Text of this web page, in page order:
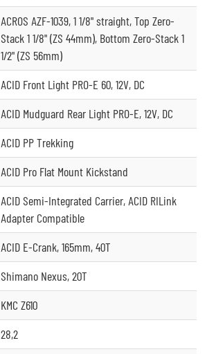
ACROS AZF-1039, 1 1/8" straight, Top Zero-
Stack 1 1/8" (ZS 44mm), Bottom Zero-Stack 1
1/2" (ZS 56mm)
ACID Front Light PRO-E 60, 12V, DC
ACID Mudguard Rear Light PRO-E, 12V, DC
ACID PP Trekking
ACID Pro Flat Mount Kickstand
ACID Semi-Integrated Carrier, ACID RILink
Adapter Compatible
ACID E-Crank, 165mm, 40T
Shimano Nexus, 20T
KMC Z610
28,2